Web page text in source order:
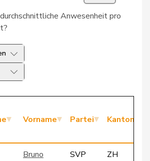
Anwesenheit pro
Vorname Partei Kanton
Bruno SVP ZH